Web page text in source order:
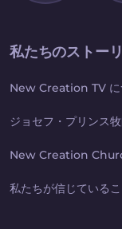
私たちのストー
New Creation TV に
ジョセフ・プリンス
New Creation
私たちが信じているこ